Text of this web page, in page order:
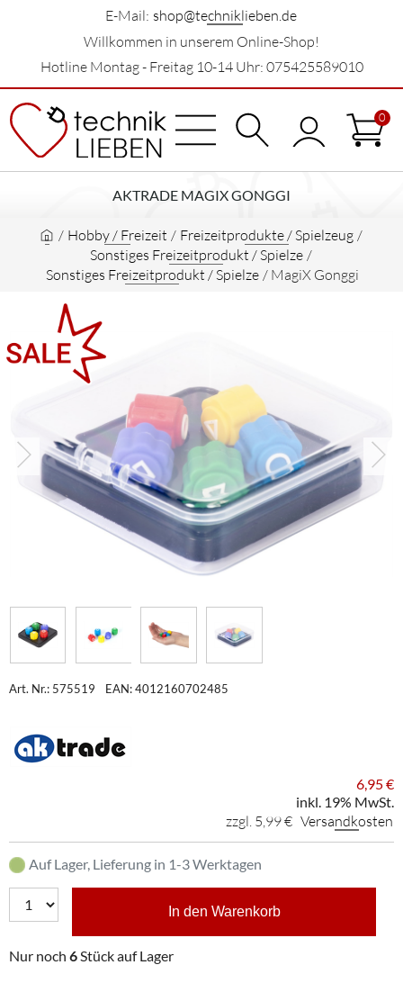
E-Mail: shop@techniklieben.de
Willkommen in unserem Online-Shop!
Hotline Montag - Freitag 10-14 Uhr: 075425589010
0
AKTRADE MAGIX GONGGI
/ Hobby / Freizeit / Freizeitprodukte / Spielzeug /
Sonstiges Freizeitprodukt / Spielze /
Sonstiges Freizeitprodukt / Spielze / MagiX Gonggi
Art. Nr.: 575519 EAN: 4012160702485
6,95 €
inkl. 19% MwSt.
zzgl. 5,99 € Versandkosten
Auf Lager, Lieferung in 1-3 Werktagen
In den Warenkorb
Nur noch 6Stück auf Lager